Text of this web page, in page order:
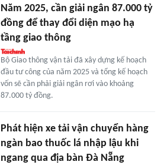
Năm 2025, cần giải ngân 87.000 tỷ
đồng để thay đổi diện mạo hạ
tầng giao thông
Bộ Giao thông vận tải đã xây dựng kế hoạch
đầu tư công của năm 2025 và tổng kế hoạch
vốn sẽ cần phải giải ngân rơi vào khoảng
87.000 tỷ đồng.
Phát hiện xe tải vận chuyển hàng
ngàn bao thuốc lá nhập lậu khi
ngang qua địa bàn Đà Nẵng